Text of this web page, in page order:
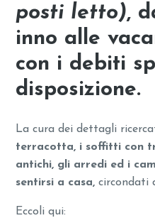
posti letto),
inno alle
con i debiti
disposizione.
La cura dei dettagli
terracotta, i soffitti con
antichi, gli arredi ed i
sentirsi a casa,circondati
Eccoli qui: